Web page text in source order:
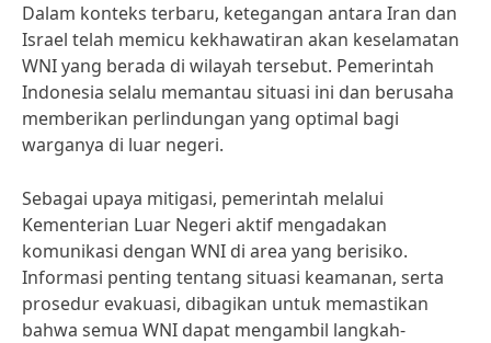
Dalam konteks terbaru, ketegangan antara Iran dan
Israel telah memicu kekhawatiran akan keselamatan
WNI yang berada di wilayah tersebut. Pemerintah
Indonesia selalu memantau situasi ini dan berusaha
memberikan perlindungan yang optimal bagi
warganya di luar negeri.
Sebagai upaya mitigasi, pemerintah melalui
Kementerian Luar Negeri aktif mengadakan
komunikasi dengan WNI di area yang berisiko.
Informasi penting tentang situasi keamanan, serta
prosedur evakuasi, dibagikan untuk memastikan
bahwa semua WNI dapat mengambil langkah-